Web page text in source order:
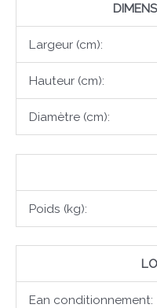
Largeur (cm):
Hauteur (cm):
Diamètre (cm):
Poids (kg):
Ean conditionnement: